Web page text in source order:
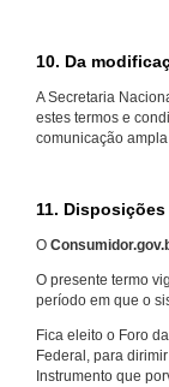
10. Da
A Secretaria
estes termos e
comunicação
11.
O
O presente termo
período em que o
Fica eleito o Foro
Federal, para
Instrumento que